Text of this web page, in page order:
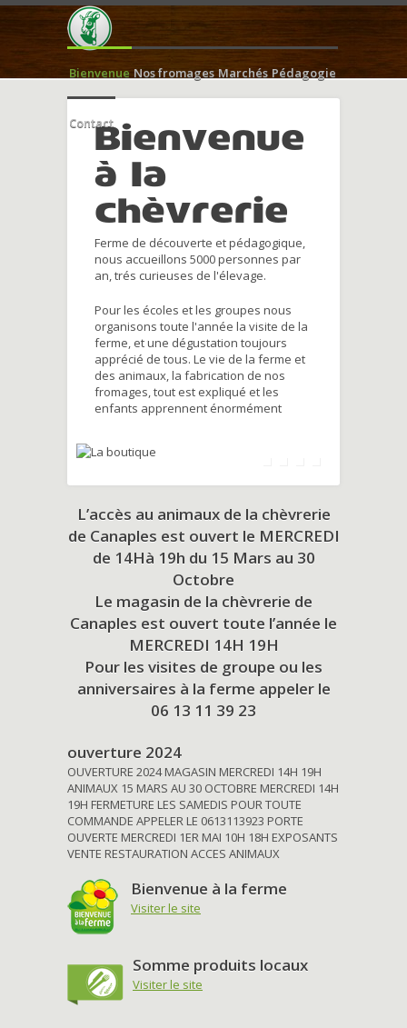
Bienvenue Nos fromages Marchés Pédagogie
ContactBienvenue
à la
chèvrerie
Ferme de découverte et pédagogique,
nous accueillons 5000 personnes par
an, trés curieuses de l'élevage.
Pour les écoles et les groupes nous
organisons toute l'année la visite de la
ferme, et une dégustation toujours
apprécié de tous. Le vie de la ferme et
des animaux, la fabrication de nos
fromages, tout est expliqué et les
enfants apprennent énormément
L’accès au animaux de la chèvrerie
de Canaples est ouvert le MERCREDI
de 14Hà 19h du 15 Mars au 30
Octobre
Le magasin de la chèvrerie de
Canaples est ouvert toute l’année le
MERCREDI 14H 19H
Pour les visites de groupe ou les
anniversaires à la ferme appeler le
06 13 11 39 23
ouverture 2024
OUVERTURE 2024 MAGASIN MERCREDI 14H 19H
ANIMAUX 15 MARS AU 30 OCTOBRE MERCREDI 14H
19H FERMETURE LES SAMEDIS POUR TOUTE
COMMANDE APPELER LE 0613113923 PORTE
OUVERTE MERCREDI 1ER MAI 10H 18H EXPOSANTS
VENTE RESTAURATION ACCES ANIMAUX
Bienvenue à la ferme
Visiter le site
Somme produits locaux
Visiter le site